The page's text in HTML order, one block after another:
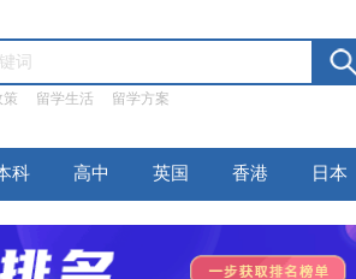
策 留学生活 留学方案
科 高中 英国 香港 日本